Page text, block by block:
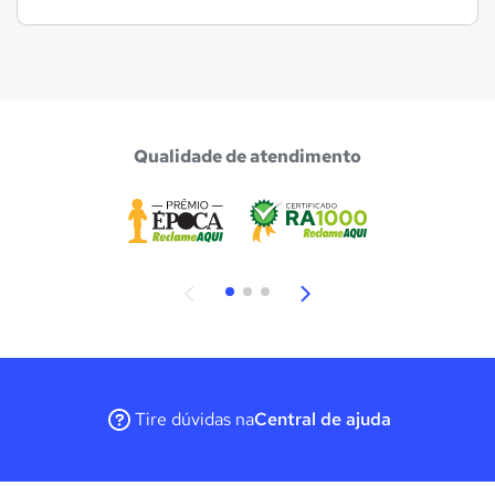
Qualidade de atendimento
Tire dúvidas naCentral de ajuda